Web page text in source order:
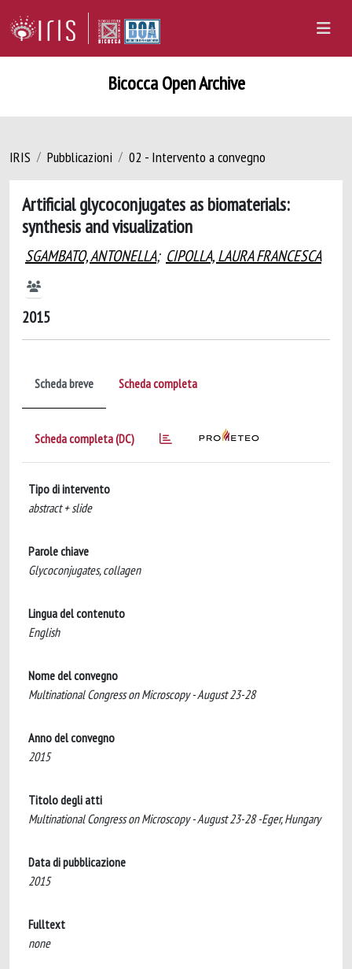
Bicocca Open Archive
IRIS Pubblicazioni 02 - Intervento a convegno
Artificial glycoconjugates as biomaterials:
synthesis and visualization
SGAMBATO, ANTONELLA; CIPOLLA, LAURA FRANCESCA
2015
Scheda breve Scheda completa
Scheda completa (DC)
Tipo di intervento
abstract + slide
Parole chiave
Glycoconjugates, collagen
Lingua del contenuto
English
Nome del convegno
Multinational Congress on Microscopy - August 23-28
Anno del convegno
2015
Titolo degli atti
Multinational Congress on Microscopy - August 23-28 -Eger, Hungary
Data di pubblicazione
2015
Fulltext
none